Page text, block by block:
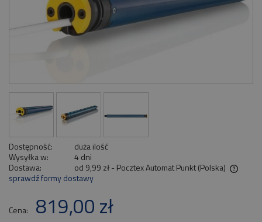
Dostępność:
duża ilość
Wysyłka w:
4 dni
Dostawa:
od 9,99 zł - Pocztex Automat Punkt (Polska)
Cena nie zawiera ewentualnych kosztów płatności
sprawdź formy dostawy
Cena: 819,00 zł